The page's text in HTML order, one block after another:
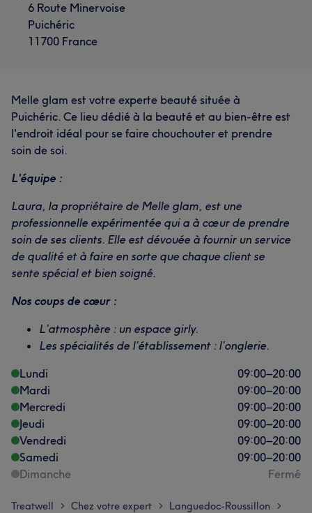
6 Route Minervoise
Puichéric
11700 France
Melle glam est votre experte beauté située à
Puichéric. Ce lieu dédié à la beauté et au bien-être est
l'endroit idéal pour se faire chouchouter et prendre
soin de soi.
L'équipe :
Laura, la propriétaire de Melle glam, est une
professionnelle expérimentée qui a à cœur de prendre
soin de ses clients. Elle est dévouée à fournir un service
de qualité et à faire en sorte que chaque client se
sente spécial et bien soigné.
Nos coups de cœur :
L’atmosphère : un espace girly.
Les spécialités de l’établissement : l’onglerie.
Lundi
09:00–20:00
Mardi
09:00–20:00
Mercredi
09:00–20:00
Jeudi
09:00–20:00
Vendredi
09:00–20:00
Samedi
09:00–20:00
Dimanche
Fermé
Treatwell > Chez votre expert > Languedoc-Roussillon >